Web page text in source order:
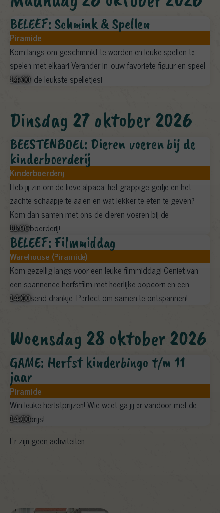
14:00
BELEEF: Schmink & Spellen
Piramide
Kom langs om geschminkt te worden en leuke spellen te
spelen met elkaar! Verander in jouw favoriete figuur en speel
samen de leukste spelletjes!
dinsdag 27 oktober 2026
11:00
BEESTENBOEL: Dieren voeren bij de
kinderboerderij
Kinderboerderij
Heb jij zin om de lieve alpaca, het grappige geitje en het
zachte schaapje te aaien en wat lekker te eten te geven?
Kom dan samen met ons de dieren voeren bij de
kinderboerderij!
14:00
BELEEF: Filmmiddag
Warehouse (Piramide)
Kom gezellig langs voor een leuke filmmiddag! Geniet van
een spannende herfstfilm met heerlijke popcorn en een
verfrissend drankje. Perfect om samen te ontspannen!
woensdag 28 oktober 2026
14:00
GAME: Herfst kinderbingo t/m 11
jaar
Piramide
Win leuke herfstprijzen! Wie weet ga jij er vandoor met de
hoofdprijs!
Er zijn geen activiteiten.